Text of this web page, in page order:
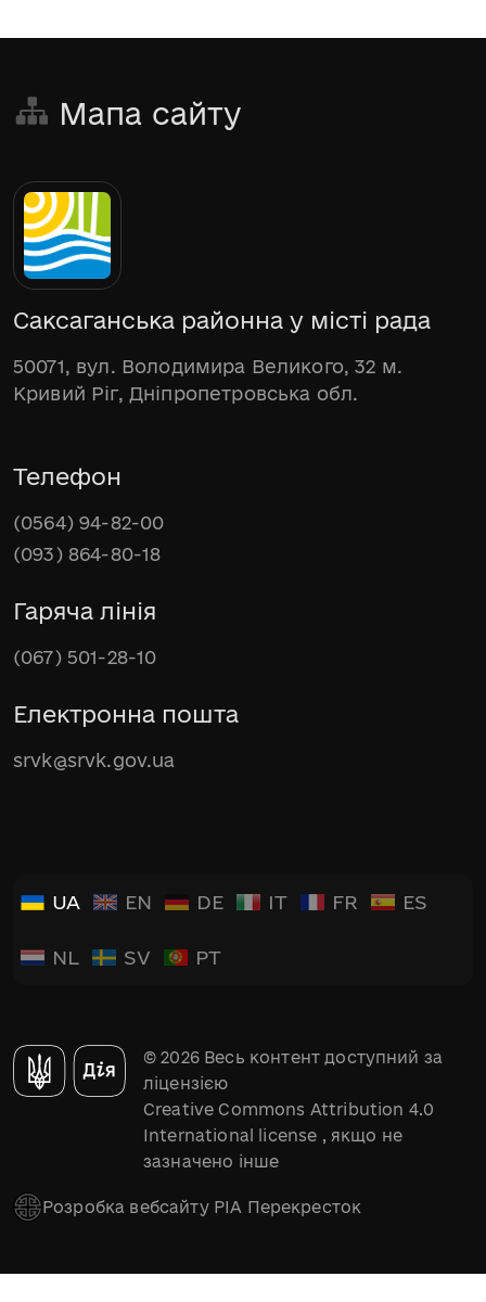
Мапа сайту
Саксаганська районна у місті рада
50071, вул. Володимира Великого, 32 м.
Кривий Ріг, Дніпропетровська обл.
Телефон
(0564) 94-82-00
(093) 864-80-18
Гаряча лінія
(067) 501-28-10
Електронна пошта
srvk@srvk.gov.ua
UA EN DE IT FR ES
NL SV PT
© 2026 Весь контент доступний за
ліцензією
Creative Commons Attribution 4.0
International license , якщо не
зазначено інше
Розробка вебсайту РІА Перекресток